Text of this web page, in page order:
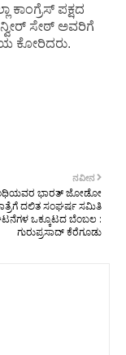
ಕಾಂಗ್ರೆಸ್ ಪಕ್ಷದ
ಸೇಠ್ ಅವರಿಗೆ
ಕೋರಿದರು.
ನವೀನ
ಭಾರತ್ ಜೋಡೋ
ದಲಿತ ಸಂಘರ್ಷ ಸಮಿತಿ
ಒಕ್ಕೂಟದ ಬೆಂಬಲ :
ಗುರುಪ್ರಸಾದ್ ಕೆರೆಗೂಡು